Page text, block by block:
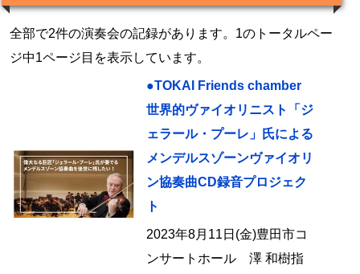
全部で2件の演奏会の記録があります。1のトータルペー
ジ中1ページ目を表示しています。
●TOKAI Friends chamber
世界的ヴァイオリニスト「ジ
ェラール・プーレ」氏による
メンデルスゾーンヴァイオリ
ン協奏曲CD録音プロジェク
ト
2023年8月11日(金)豊田市コ
ンサートホール 澤 和樹指